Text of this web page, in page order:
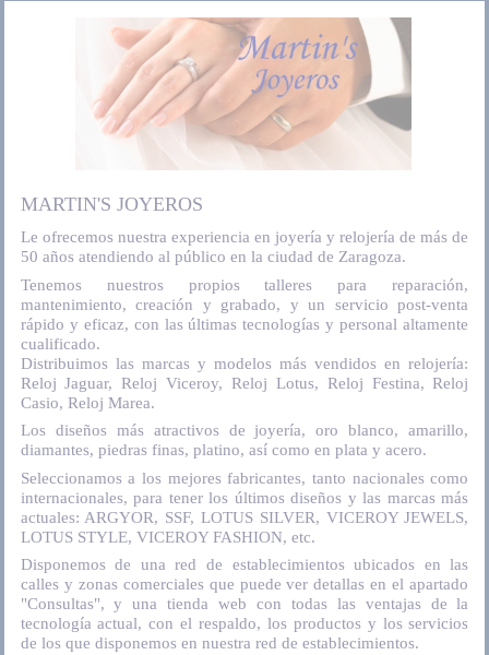
MARTIN'S JOYEROS
Le ofrecemos nuestra experiencia en joyería y relojería de más de
50 años atendiendo al público en la ciudad de Zaragoza.
Tenemos nuestros propios talleres para reparación,
mantenimiento, creación y grabado, y un servicio post-venta
rápido y eficaz, con las últimas tecnologías y personal altamente
cualificado.
Distribuimos las marcas y modelos más vendidos en relojería:
Reloj Jaguar, Reloj Viceroy, Reloj Lotus, Reloj Festina, Reloj
Casio, Reloj Marea.
Los diseños más atractivos de joyería, oro blanco, amarillo,
diamantes, piedras finas, platino, así como en plata y acero.
Seleccionamos a los mejores fabricantes, tanto nacionales como
internacionales, para tener los últimos diseños y las marcas más
actuales: ARGYOR, SSF, LOTUS SILVER, VICEROY JEWELS,
LOTUS STYLE, VICEROY FASHION, etc.
Disponemos de una red de establecimientos ubicados en las
calles y zonas comerciales que puede ver detallas en el apartado
"Consultas", y una tienda web con todas las ventajas de la
tecnología actual, con el respaldo, los productos y los servicios
de los que disponemos en nuestra red de establecimientos.